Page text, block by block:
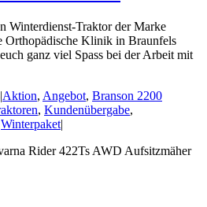
Winterdienst-Traktor der Marke
Orthopädische Klinik in Braunfels
ganz viel Spass bei der Arbeit mit
|Aktion, Angebot, Branson 2200
, Kundenübergabe,
Winterpaket|